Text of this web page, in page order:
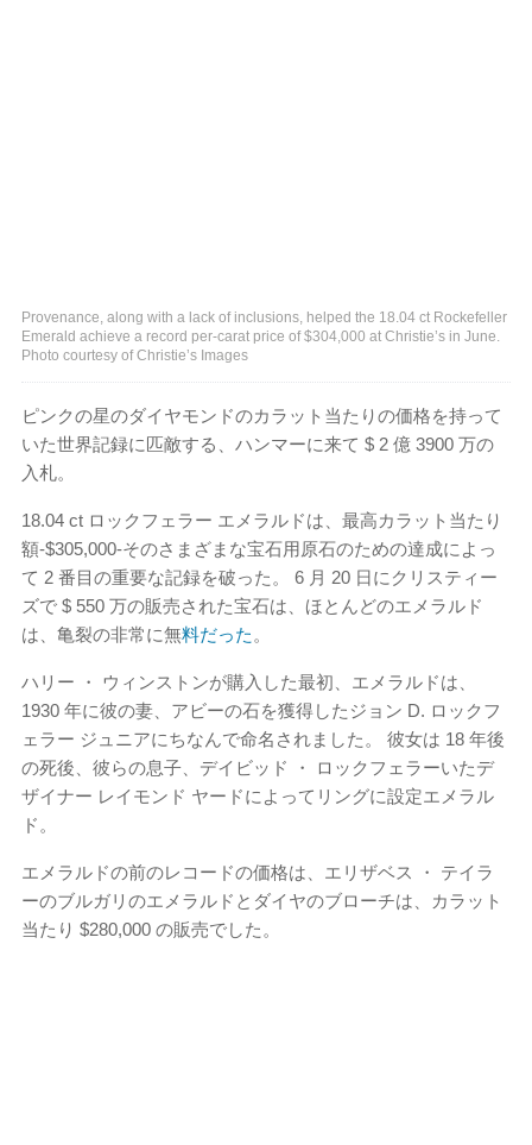
Provenance, along with a lack of inclusions, helped the 18.04 ct Rockefeller
Emerald achieve a record per-carat price of $304,000 at Christie’s in June.
Photo courtesy of Christie’s Images
ピンクの星のダイヤモンドのカラット当たりの価格を持って
いた世界記録に匹敵する、ハンマーに来て $ 2 億 3900 万の
入札。
18.04 ct ロックフェラー エメラルドは、最高カラット当たり
額-$305,000-そのさまざまな宝石用原石のための達成によっ
て 2 番目の重要な記録を破った。 6 月 20 日にクリスティー
ズで $ 550 万の販売された宝石は、ほとんどのエメラルド
は、亀裂の非常に無料だった 。
ハリー ・ ウィンストンが購入した最初、エメラルドは、
1930 年に彼の妻、アビーの石を獲得したジョン D. ロックフ
ェラー ジュニアにちなんで命名されました。 彼女は 18 年後
の死後、彼らの息子、デイビッド ・ ロックフェラーいたデ
ザイナー レイモンド ヤードによってリングに設定エメラル
ド。
エメラルドの前のレコードの価格は、エリザベス ・ テイラ
ーのブルガリのエメラルドとダイヤのブローチは、カラット
当たり $280,000 の販売でした。